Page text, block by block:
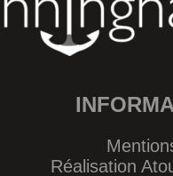
Réalisation